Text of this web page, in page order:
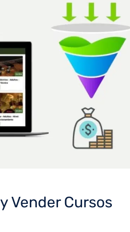
Vender Cursos